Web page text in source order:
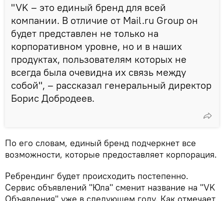
"VK – это единый бренд для всей
компании. В отличие от Mail.ru Group он
будет представлен не только на
корпоративном уровне, но и в наших
продуктах, пользователям которых не
всегда была очевидна их связь между
собой", – рассказал генеральный директор
Борис Добродеев.
По его словам, единый бренд подчеркнет все
возможности, которые предоставляет корпорация.
Ребрендинг будет происходить постепенно.
Сервис объявлений "Юла" сменит название на "VK
Объявления" уже в следующем году. Как отмечает